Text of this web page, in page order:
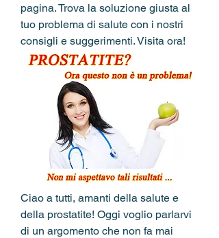
pagina. Trova la soluzione giusta al
tuo problema di salute con i nostri
consigli e suggerimenti. Visita ora!
Ciao a tutti, amanti della salute e
della prostatite! Oggi voglio parlarvi
di un argomento che non fa mai